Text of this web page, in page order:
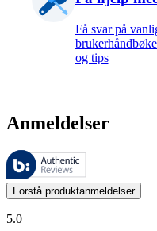
Få svar på
og tips
Anmeldelser
Disse anmeldelsene
Kundenes meninger i form
Forstå produktanmeldelser
5.0